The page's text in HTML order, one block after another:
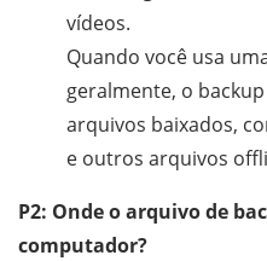
vídeos.
Quando você usa
geralmente, o
arquivos baixados,
e outros arquivos
P2: Onde o arquivo de
computador?